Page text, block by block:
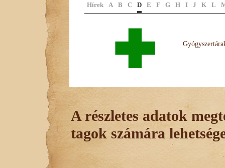
Hírek A B C D E F G H I J K L
A részletes adatok
tagok számára